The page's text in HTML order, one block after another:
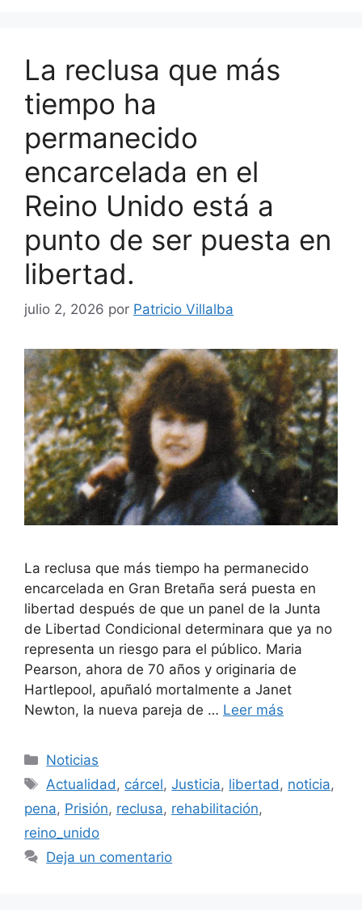
La reclusa que más
tiempo ha
permanecido
encarcelada en el
Reino Unido está a
punto de ser puesta en
libertad.
julio 2, 2026 por Patricio Villalba
La reclusa que más tiempo ha permanecido
encarcelada en Gran Bretaña será puesta en
libertad después de que un panel de la Junta
de Libertad Condicional determinara que ya no
representa un riesgo para el público. Maria
Pearson, ahora de 70 años y originaria de
Hartlepool, apuñaló mortalmente a Janet
Newton, la nueva pareja de … Leer más
Categorías
Noticias
Etiquetas
Actualidad, cárcel,Justicia, libertad, noticia,
pena, Prisión, reclusa, rehabilitación,
reino_unido
Deja un comentario